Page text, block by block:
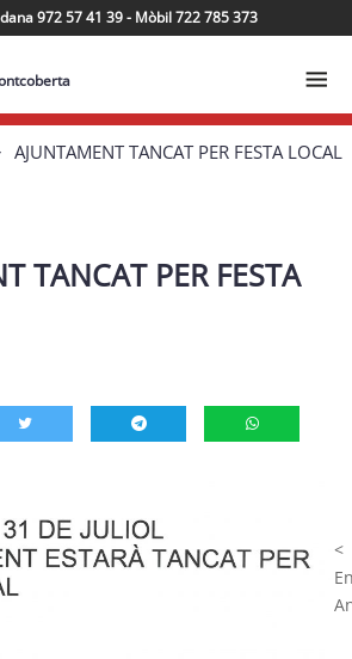
972 57 41 39 - Mòbil 722 785 373
AJUNTAMENT TANCAT PER FESTA LOCAL
TANCAT PER FESTA
<